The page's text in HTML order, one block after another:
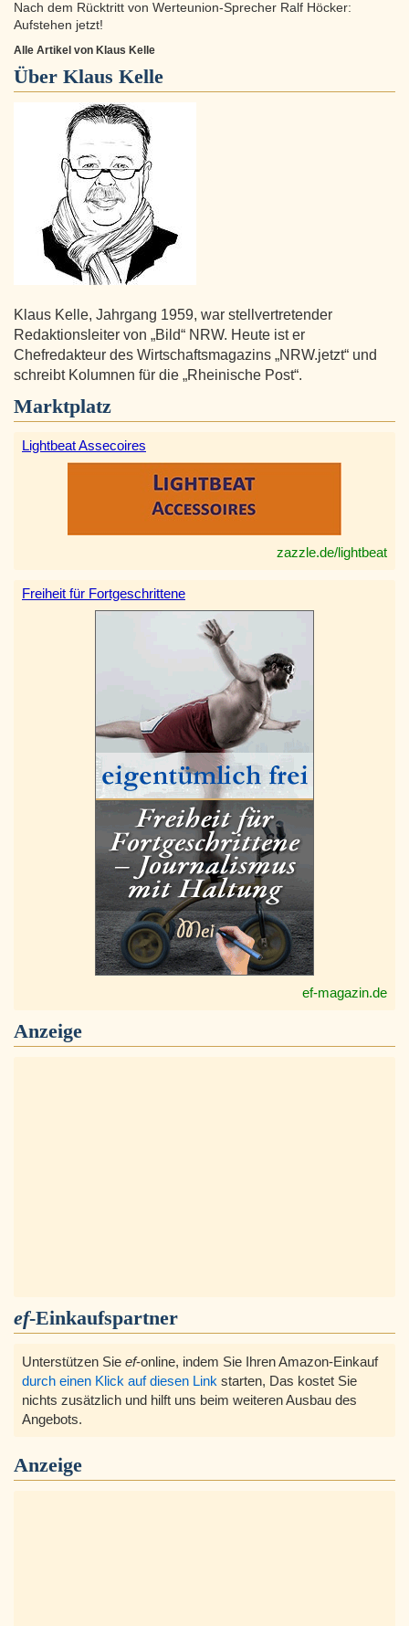
Nach dem Rücktritt von Werteunion-Sprecher Ralf Höcker:
Aufstehen jetzt!
Alle Artikel von Klaus Kelle
Über Klaus Kelle
Klaus Kelle, Jahrgang 1959, war stellvertretender
Redaktionsleiter von „Bild“ NRW. Heute ist er
Chefredakteur des Wirtschaftsmagazins „NRW.jetzt“ und
schreibt Kolumnen für die „Rheinische Post“.
Marktplatz
Lightbeat Assecoires
zazzle.de/lightbeat
Freiheit für Fortgeschrittene
ef-magazin.de
Anzeige
ef-Einkaufspartner
Unterstützen Sie ef-online, indem Sie Ihren Amazon-Einkauf
durch einen Klick auf diesen Link starten, Das kostet Sie
nichts zusätzlich und hilft uns beim weiteren Ausbau des
Angebots.
Anzeige